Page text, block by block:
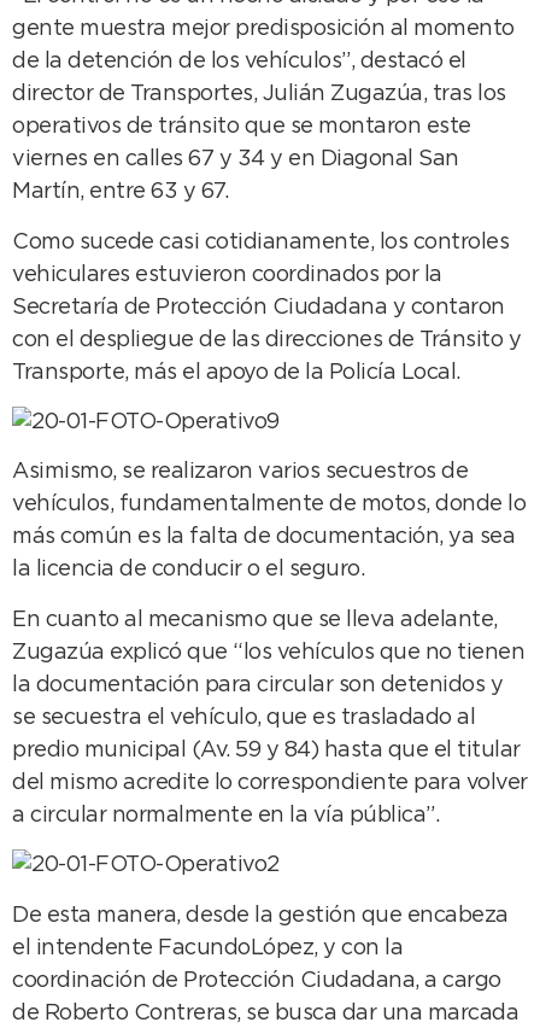
gente muestra mejor predisposición al momento
de la detención de los vehículos”, destacó el
director de Transportes, Julián Zugazúa, tras los
operativos de tránsito que se montaron este
viernes en calles 67 y 34 y en Diagonal San
Martín, entre 63 y 67.
Como sucede casi cotidianamente, los controles
vehiculares estuvieron coordinados por la
Secretaría de Protección Ciudadana y contaron
con el despliegue de las direcciones de Tránsito y
Transporte, más el apoyo de la Policía Local.
Asimismo, se realizaron varios secuestros de
vehículos, fundamentalmente de motos, donde lo
más común es la falta de documentación, ya sea
la licencia de conducir o el seguro.
En cuanto al mecanismo que se lleva adelante,
Zugazúa explicó que “los vehículos que no tienen
la documentación para circular son detenidos y
se secuestra el vehículo, que es trasladado al
predio municipal (Av. 59 y 84) hasta que el titular
del mismo acredite lo correspondiente para volver
a circular normalmente en la vía pública”.
De esta manera, desde la gestión que encabeza
el intendente FacundoLópez, y con la
coordinación de Protección Ciudadana, a cargo
de Roberto Contreras, se busca dar una marcada